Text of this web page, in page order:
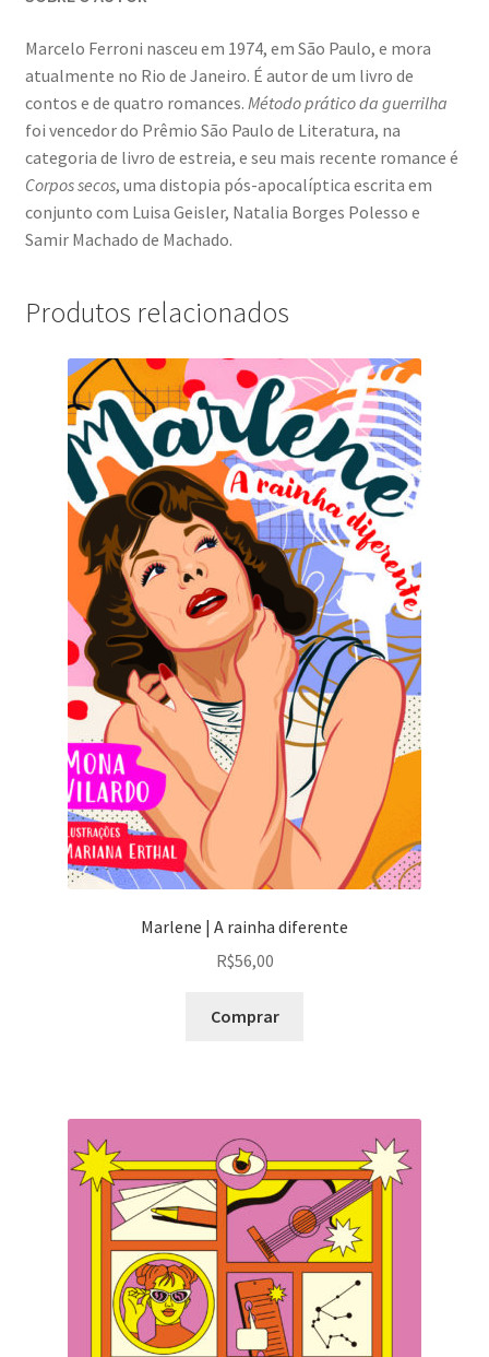
Marcelo Ferroni nasceu em 1974, em São Paulo, e mora
atualmente no Rio de Janeiro. É autor de um livro de
contos e de quatro romances. Método prático da guerrilha
foi vencedor do Prêmio São Paulo de Literatura, na
categoria de livro de estreia, e seu mais recente romance é
Corpos secos, uma distopia pós-apocalíptica escrita em
conjunto com Luisa Geisler, Natalia Borges Polesso e
Samir Machado de Machado.
Produtos relacionados
Marlene | A rainha diferente
R$56,00
Comprar